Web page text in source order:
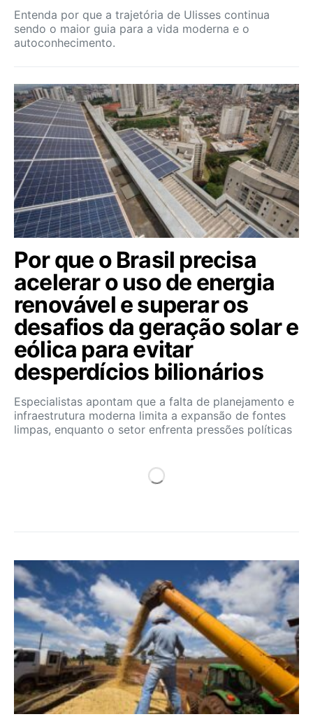
Entenda por que a trajetória de Ulisses continua
sendo o maior guia para a vida moderna e o
autoconhecimento.
Por que o Brasil precisa
acelerar o uso de energia
renovável e superar os
desafios da geração solar e
eólica para evitar
desperdícios bilionários
Especialistas apontam que a falta de planejamento e
infraestrutura moderna limita a expansão de fontes
limpas, enquanto o setor enfrenta pressões políticas